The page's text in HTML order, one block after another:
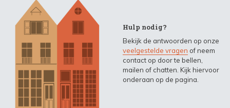
Hulp nodig?
Bekijk de antwoorden op onze
veelgestelde vragen of neem
contact op door te bellen,
mailen of chatten. Kijk hiervoor
onderaan op de pagina.